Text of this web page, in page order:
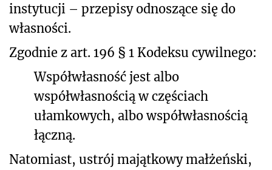
instytucji – przepisy odnoszące się do
własności.
Zgodnie z art. 196 § 1 Kodeksu cywilnego:
Współwłasność jest albo
współwłasnością w częściach
ułamkowych, albo współwłasnością
łączną.
Natomiast, ustrój majątkowy małżeński,